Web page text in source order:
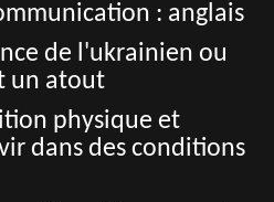
: anglais
de l'ukrainien ou
un atout
physique et
dans des conditions